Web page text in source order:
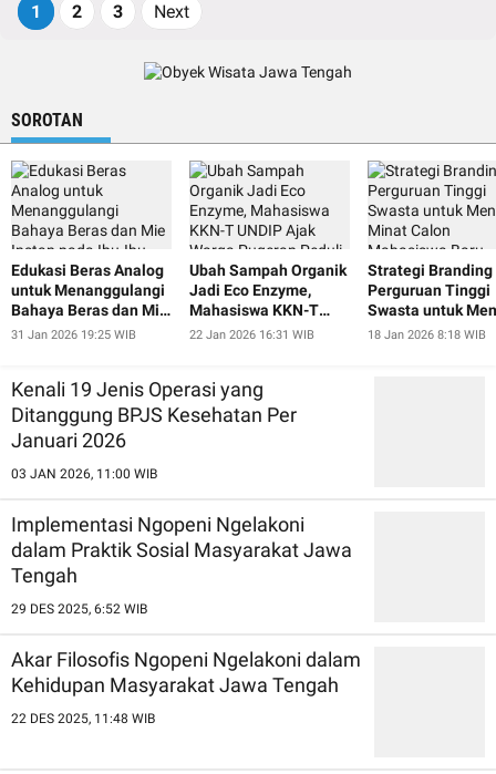
1 2 3 Next
SOROTAN
Edukasi Beras Analog
untuk Menanggulangi
Bahaya Beras dan Mie
Instan pada Ibu-Ibu
31 Jan 2026 19:25 WIB
Ubah Sampah Organik
Jadi Eco Enzyme,
Mahasiswa KKN-T
UNDIP Ajak Warga
22 Jan 2026 16:31 WIB
Strategi Branding
Perguruan Tinggi
Swasta untuk
Minat Calon
18 Jan 2026 8:18 WIB
Kenali 19 Jenis Operasi yang
Ditanggung BPJS Kesehatan Per
Januari 2026
03 JAN 2026, 11:00 WIB
Implementasi Ngopeni Ngelakoni
dalam Praktik Sosial Masyarakat Jawa
Tengah
29 DES 2025, 6:52 WIB
Akar Filosofis Ngopeni Ngelakoni dalam
Kehidupan Masyarakat Jawa Tengah
22 DES 2025, 11:48 WIB